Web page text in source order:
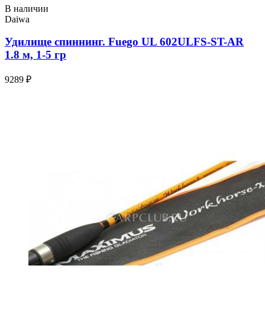
В наличии
Daiwa
Удилище спиннинг. Fuego UL 602ULFS-ST-AR
1.8 м, 1-5 гр
9289 ₽